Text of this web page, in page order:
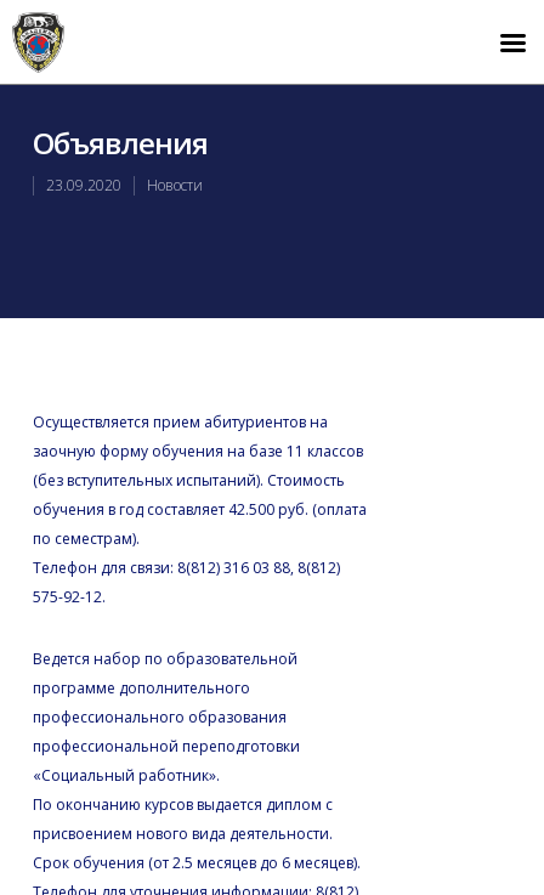
Объявления
23.09.2020 Новости
Осуществляется прием абитуриентов на
заочную форму обучения на базе 11 классов
(без вступительных испытаний). Стоимость
обучения в год составляет 42.500 руб. (оплата
по семестрам).
Телефон для связи: 8(812) 316 03 88, 8(812)
575-92-12.
Ведется набор по образовательной
программе дополнительного
профессионального образования
профессиональной переподготовки
«Социальный работник».
По окончанию курсов выдается диплом с
присвоением нового вида деятельности.
Срок обучения (от 2.5 месяцев до 6 месяцев).